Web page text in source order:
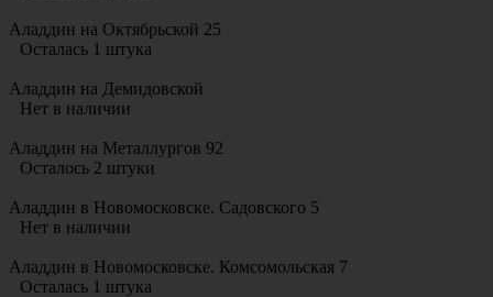
Аладдин на Октябрьской 25
Осталась 1 штука
Аладдин на Демидовской
Нет в наличии
Аладдин на Металлургов 92
Осталось 2 штуки
Аладдин в Новомосковске. Садовского 5
Нет в наличии
Аладдин в Новомосковске. Комсомольская 7
Осталась 1 штука